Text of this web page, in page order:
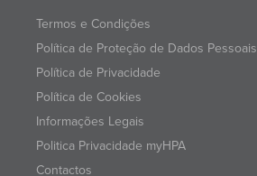
Termos e Condições
Política de Proteção de Dados Pessoais
Política de Privacidade
Política de Cookies
Informações Legais
Politica Privacidade myHPA
Contactos